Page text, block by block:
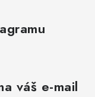
váš e-mail